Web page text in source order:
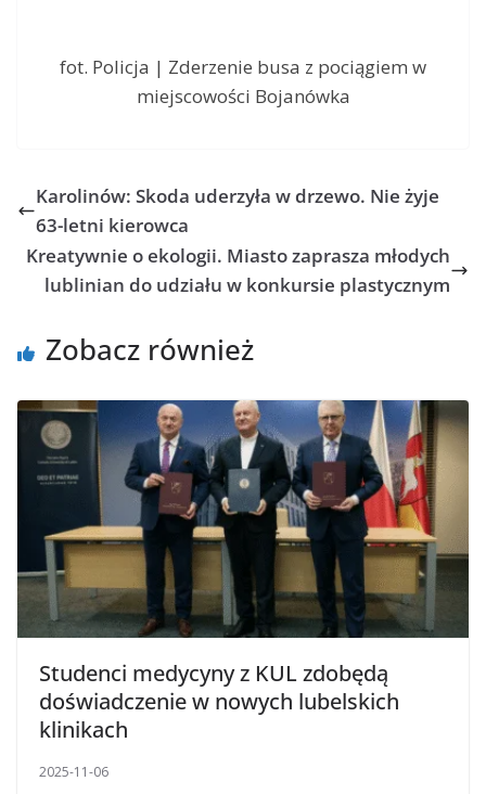
fot. Policja | Zderzenie busa z pociągiem w
miejscowości Bojanówka
Karolinów: Skoda uderzyła w drzewo. Nie żyje
63-letni kierowca
Kreatywnie o ekologii. Miasto zaprasza młodych
lublinian do udziału w konkursie plastycznym
Zobacz również
Studenci medycyny z KUL zdobędą
doświadczenie w nowych lubelskich
klinikach
2025-11-06